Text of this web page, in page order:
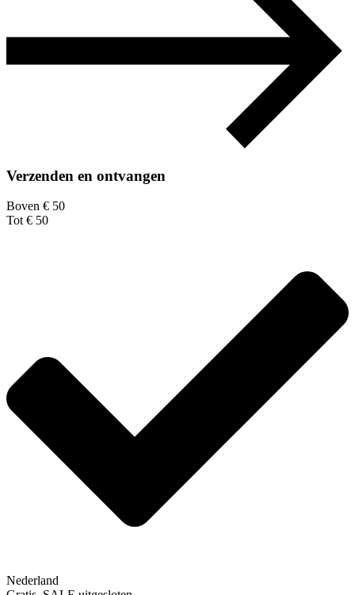
Verzenden en ontvangen
Boven € 50
Tot € 50
Nederland